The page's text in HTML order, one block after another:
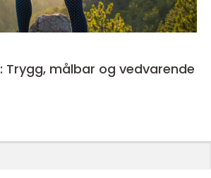
Trygg, målbar og vedvarende